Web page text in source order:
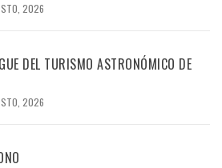
2026
DEL TURISMO ASTRONÓMICO DE
2026